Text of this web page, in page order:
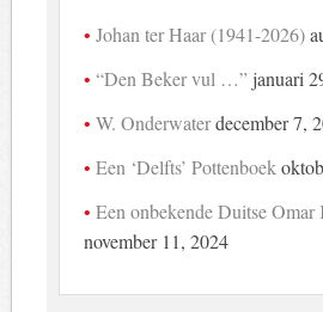
Johan ter Haar (1941-2026)
“Den Beker vul …” januari
W. Onderwaterdecember 7,
Een ‘Delfts’ Pottenboek
Een onbekende Duitse
november 11, 2024